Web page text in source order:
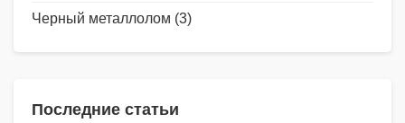
Черный металлолом (3)
Последние статьи